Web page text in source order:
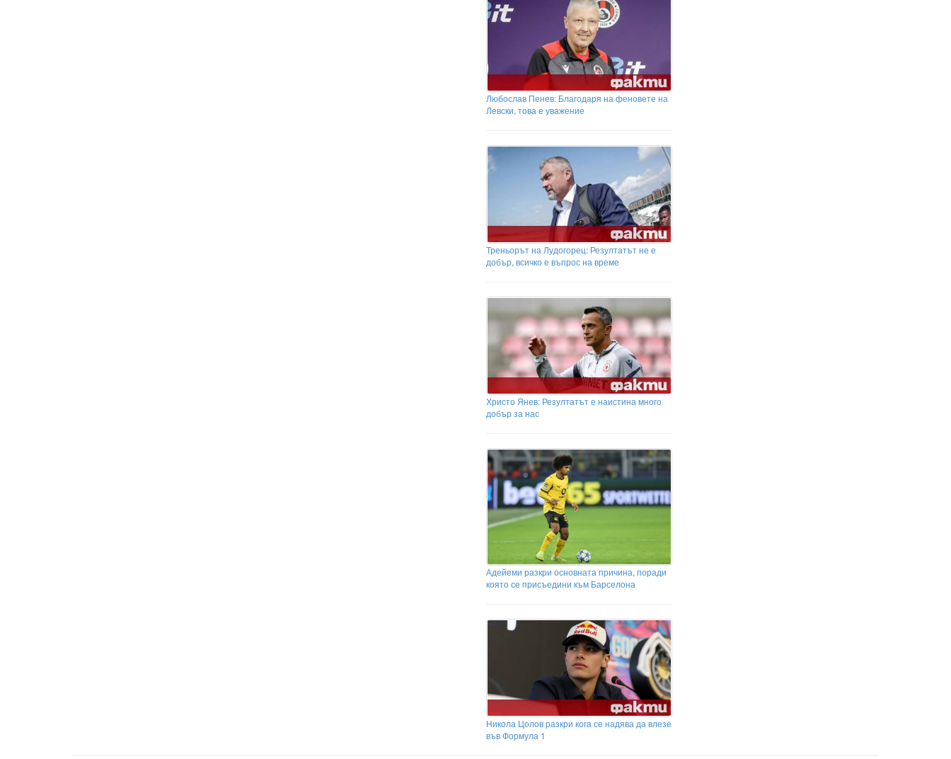
Любослав Пенев: Благодаря на феновете на
Левски, това е уважение
Треньорът на Лудогорец: Резултатът не е
добър, всичко е въпрос на време
Христо Янев: Резултатът е наистина много
добър за нас
Адейеми разкри основната причина, поради
която се присъедини към Барселона
Никола Цолов разкри кога се надява да влезе
във Формула 1